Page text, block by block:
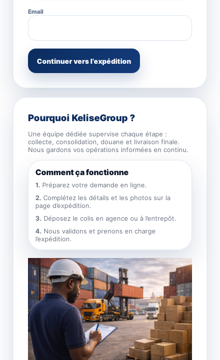
Email
Continuer vers l’expédition
Pourquoi KeliseGroup ?
Une équipe dédiée supervise chaque étape :
collecte, consolidation, douane et livraison finale.
Nous gardons vos opérations informées en continu.
Comment ça fonctionne
1. Préparez votre demande en ligne.
2. Complétez les détails et les photos sur la
page d’expédition.
3. Déposez le colis en agence ou à l’entrepôt.
4. Nous validons et prenons en charge
l’expédition.